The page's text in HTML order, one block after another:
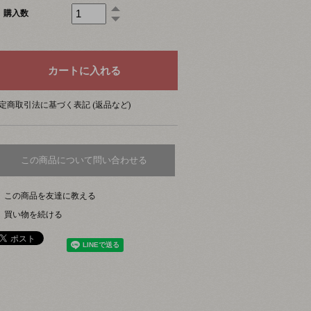
購入数
商取引法に基づく表記 (返品など)
この商品について問い合わせる
この商品を友達に教える
買い物を続ける